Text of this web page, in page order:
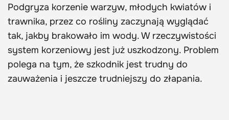
Podgryza korzenie warzyw, młodych kwiatów i
trawnika, przez co rośliny zaczynają wyglądać
tak, jakby brakowało im wody. W rzeczywistości
system korzeniowy jest już uszkodzony. Problem
polega na tym, że szkodnik jest trudny do
zauważenia i jeszcze trudniejszy do złapania.